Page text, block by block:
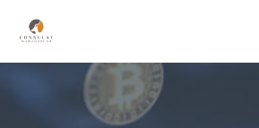
contenu